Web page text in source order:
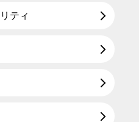
ティ